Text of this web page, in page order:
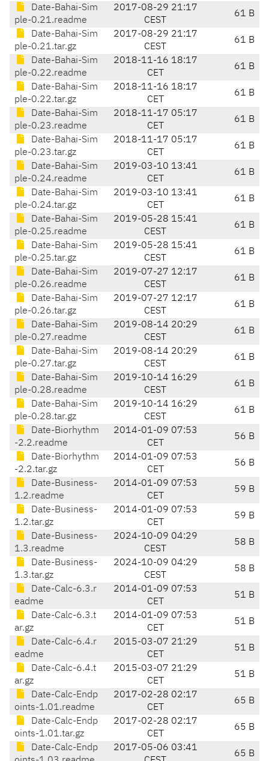
Date-Bahai-Sim
ple-0.21.readme
2017-08-29 21:17
CEST
61 B
Date-Bahai-Sim
ple-0.21.tar.gz
2017-08-29 21:17
CEST
61 B
Date-Bahai-Sim
ple-0.22.readme
2018-11-16 18:17
CET
61 B
Date-Bahai-Sim
ple-0.22.tar.gz
2018-11-16 18:17
CET
61 B
Date-Bahai-Sim
ple-0.23.readme
2018-11-17 05:17
CET
61 B
Date-Bahai-Sim
ple-0.23.tar.gz
2018-11-17 05:17
CET
61 B
Date-Bahai-Sim
ple-0.24.readme
2019-03-10 13:41
CET
61 B
Date-Bahai-Sim
ple-0.24.tar.gz
2019-03-10 13:41
CET
61 B
Date-Bahai-Sim
ple-0.25.readme
2019-05-28 15:41
CEST
61 B
Date-Bahai-Sim
ple-0.25.tar.gz
2019-05-28 15:41
CEST
61 B
Date-Bahai-Sim
ple-0.26.readme
2019-07-27 12:17
CEST
61 B
Date-Bahai-Sim
ple-0.26.tar.gz
2019-07-27 12:17
CEST
61 B
Date-Bahai-Sim
ple-0.27.readme
2019-08-14 20:29
CEST
61 B
Date-Bahai-Sim
ple-0.27.tar.gz
2019-08-14 20:29
CEST
61 B
Date-Bahai-Sim
ple-0.28.readme
2019-10-14 16:29
CEST
61 B
Date-Bahai-Sim
ple-0.28.tar.gz
2019-10-14 16:29
CEST
61 B
Date-Biorhythm
-2.2.readme
2014-01-09 07:53
CET
56 B
Date-Biorhythm
-2.2.tar.gz
2014-01-09 07:53
CET
56 B
Date-Business-
1.2.readme
2014-01-09 07:53
CET
59 B
Date-Business-
1.2.tar.gz
2014-01-09 07:53
CET
59 B
Date-Business-
1.3.readme
2024-10-09 04:29
CEST
58 B
Date-Business-
1.3.tar.gz
2024-10-09 04:29
CEST
58 B
Date-Calc-6.3.r
eadme
2014-01-09 07:53
CET
51 B
Date-Calc-6.3.t
ar.gz
2014-01-09 07:53
CET
51 B
Date-Calc-6.4.r
eadme
2015-03-07 21:29
CET
51 B
Date-Calc-6.4.t
ar.gz
2015-03-07 21:29
CET
51 B
Date-Calc-Endp
oints-1.01.readme
2017-02-28 02:17
CET
65 B
Date-Calc-Endp
oints-1.01.tar.gz
2017-02-28 02:17
CET
65 B
Date-Calc-Endp
2017-05-06 03:41
65 B